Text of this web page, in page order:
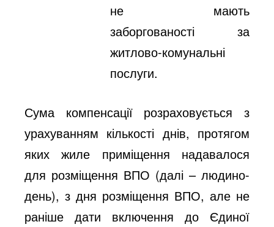
не мають
заборгованості за
житлово-комунальні
послуги.
Сума компенсації розраховується з
урахуванням кількості днів, протягом
яких жиле приміщення надавалося
для розміщення ВПО (далі – людино-
день), з дня розміщення ВПО, але не
раніше дати включення до Єдиної